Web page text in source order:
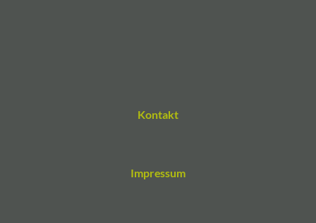
Kontakt
Impressum